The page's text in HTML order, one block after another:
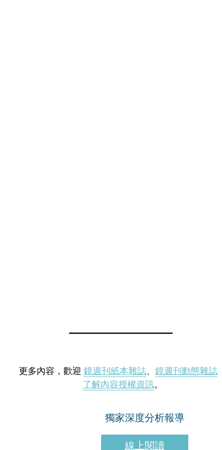
更多內容，歡迎 鏡週刊紙本雜誌、 鏡週刊動態雜誌
了解內容授權資訊。
獨家深度分析報導
線上閱讀